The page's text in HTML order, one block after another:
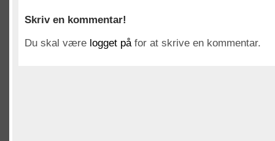
Skriv en kommentar!
Du skal være logget påfor at skrive en kommentar.